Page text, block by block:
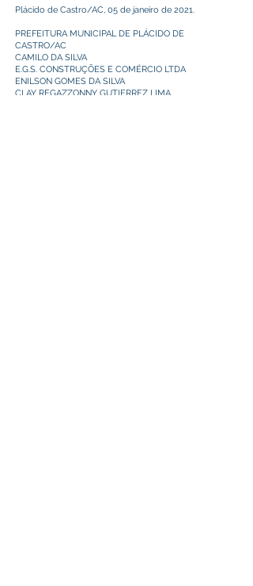
Plácido de Castro/AC, 05 de janeiro de 2021.
PREFEITURA MUNICIPAL DE PLÁCIDO DE
CASTRO/AC
CAMILO DA SILVA
E.G.S. CONSTRUÇÕES E COMÉRCIO LTDA
ENILSON GOMES DA SILVA
CLAY REGAZZONNY GUTIERREZ LIMA